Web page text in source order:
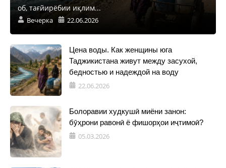
об, тағйирёбии иқлим...
Вечерка 22.06.2026
Цена воды. Как женщины юга
Таджикистана живут между засухой,
бедностью и надеждой на воду
22.06.2026
Болоравии худкушӣ миёни занон:
бӯҳрони равонӣ ё фишорҳои иҷтимоӣ?
05.03.2026